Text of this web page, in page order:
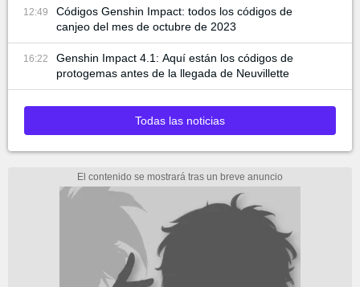
12:49
Códigos Genshin Impact: todos los códigos de
canjeo del mes de octubre de 2023
16:22
Genshin Impact 4.1: Aquí están los códigos de
protogemas antes de la llegada de Neuvillette
Todas las noticias